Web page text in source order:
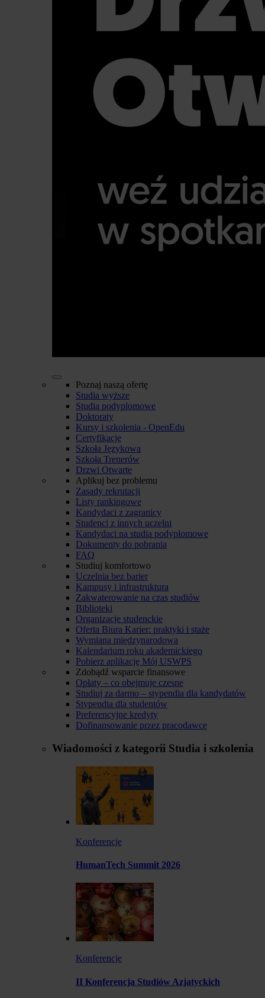
Poznaj naszą ofertę
Studia wyższe
Studia podyplomowe
Doktoraty
Kursy i szkolenia - OpenEdu
Certyfikacje
Szkoła Językowa
Szkoła Trenerów
Drzwi Otwarte
Aplikuj bez problemu
Zasady rekrutacji
Listy rankingowe
Kandydaci z zagranicy
Studenci z innych uczelni
Kandydaci na studia podyplomowe
Dokumenty do pobrania
FAQ
Studiuj komfortowo
Uczelnia bez barier
Kampusy i infrastruktura
Zakwaterowanie na czas studiów
Biblioteki
Organizacje studenckie
Oferta Biura Karier: praktyki i staże
Wymiana międzynarodowa
Kalendarium roku akademickiego
Pobierz aplikację Mój USWPS
Zdobądź wsparcie finansowe
Opłaty – co obejmuje czesne
Studiuj za darmo – stypendia dla kandydatów
Stypendia dla studentów
Preferencyjne kredyty
Dofinansowanie przez pracodawcę
Wiadomości z kategorii Studia i szkolenia
Konferencje
HumanTech Summit 2026
Konferencje
II Konferencja Studiów Azjatyckich